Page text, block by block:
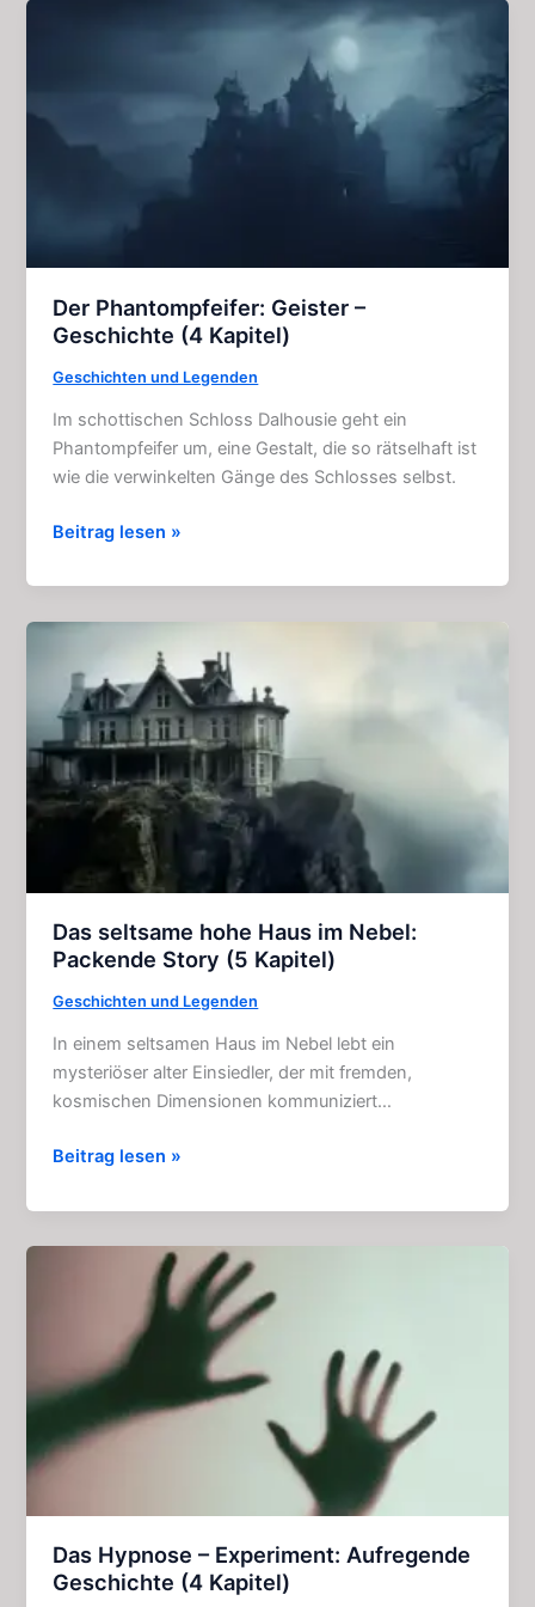
Kapitel)
Der Phantompfeifer: Geister –
Geschichte (4 Kapitel)
Geschichten und Legenden
Im schottischen Schloss Dalhousie geht ein
Phantompfeifer um, eine Gestalt, die so rätselhaft ist
wie die verwinkelten Gänge des Schlosses selbst.
Der
Geister
–
(4
Kapitel)
Beitrag lesen »
Das seltsame hohe Haus im Nebel:
Packende Story (5 Kapitel)
Geschichten und Legenden
In einem seltsamen Haus im Nebel lebt ein
mysteriöser alter Einsiedler, der mit fremden,
kosmischen Dimensionen kommuniziert…
Das
hohe
Haus
Packende
(5
Kapitel)
Beitrag lesen »
Das Hypnose – Experiment: Aufregende
Geschichte (4 Kapitel)